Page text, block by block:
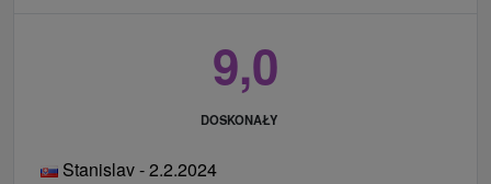
9,0
DOSKONAŁY
Stanislav - 2.2.2024